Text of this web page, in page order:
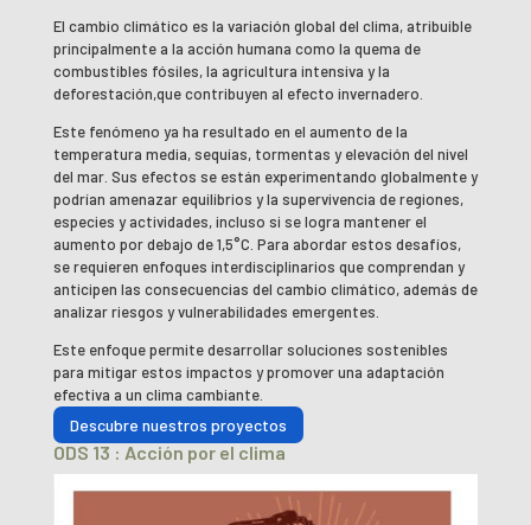
El cambio climático es la variación global del clima, atribuible
principalmente a la acción humana como la quema de
combustibles fósiles, la agricultura intensiva y la
deforestación,que contribuyen al efecto invernadero.
Este fenómeno ya ha resultado en el aumento de la
temperatura media, sequías, tormentas y elevación del nivel
del mar. Sus efectos se están experimentando globalmente y
podrían amenazar equilibrios y la supervivencia de regiones,
especies y actividades, incluso si se logra mantener el
aumento por debajo de 1,5°C. Para abordar estos desafíos,
se requieren enfoques interdisciplinarios que comprendan y
anticipen las consecuencias del cambio climático, además de
analizar riesgos y vulnerabilidades emergentes.
Este enfoque permite desarrollar soluciones sostenibles
para mitigar estos impactos y promover una adaptación
efectiva a un clima cambiante.
Descubre nuestros proyectos
ODS 13 : Acción por el clima